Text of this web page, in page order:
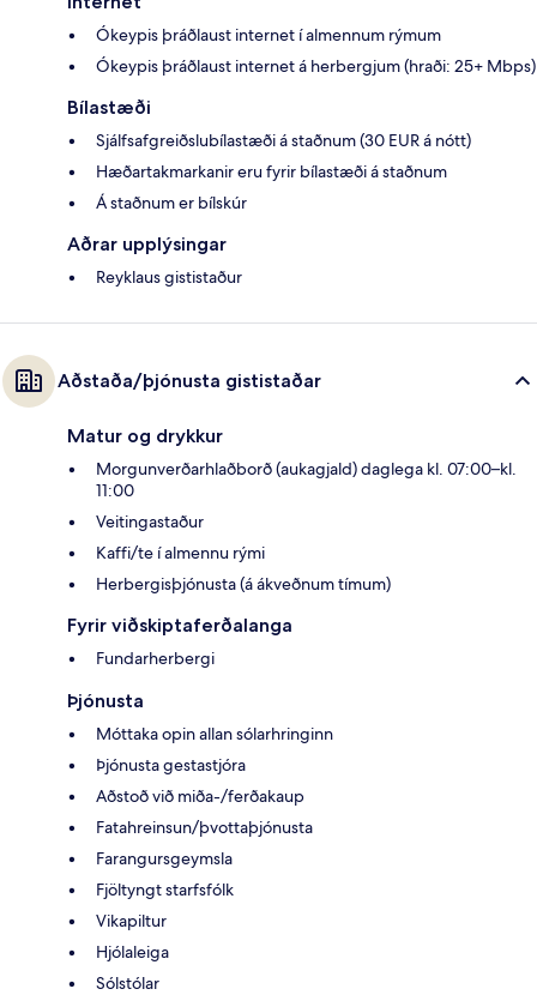
Ókeypis þráðlaust internet í almennum rýmum
Ókeypis þráðlaust internet á herbergjum (hraði: 25+ Mbps)
Bílastæði
Sjálfsafgreiðslubílastæði á staðnum (30 EUR á nótt)
Hæðartakmarkanir eru fyrir bílastæði á staðnum
Á staðnum er bílskúr
Aðrar upplýsingar
Reyklaus gististaður
Aðstaða/þjónusta gististaðar
Matur og drykkur
Morgunverðarhlaðborð (aukagjald) daglega kl. 07:00–kl.
11:00
Veitingastaður
Kaffi/te í almennu rými
Herbergisþjónusta (á ákveðnum tímum)
Fyrir viðskiptaferðalanga
Fundarherbergi
Þjónusta
Móttaka opin allan sólarhringinn
Þjónusta gestastjóra
Aðstoð við miða-/ferðakaup
Fatahreinsun/þvottaþjónusta
Farangursgeymsla
Fjöltyngt starfsfólk
Vikapiltur
Hjólaleiga
Sólstólar